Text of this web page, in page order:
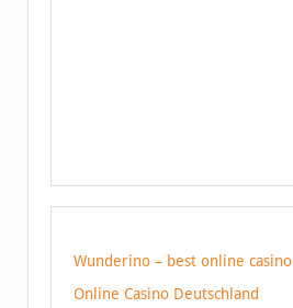
Wunderino – best online casino
Online Casino Deutschland